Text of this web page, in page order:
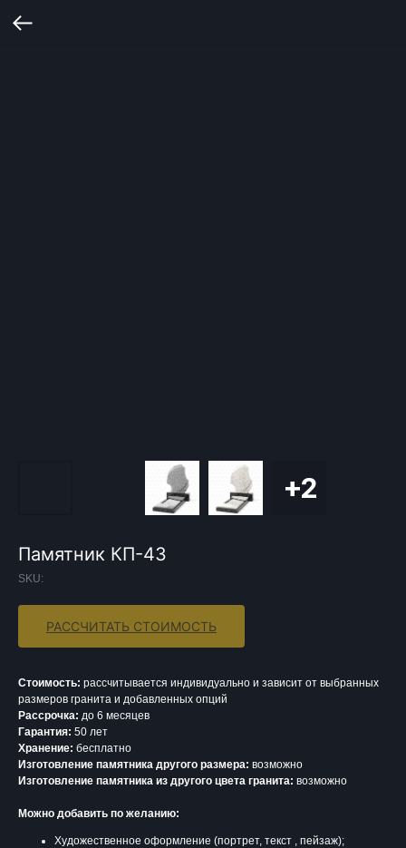
Памятник КП-43
SKU:
РАССЧИТАТЬ СТОИМОСТЬ
Стоимость: рассчитывается индивидуально и зависит от выбранных
размеров гранита и добавленных опций
Рассрочка: до 6 месяцев
Гарантия: 50 лет
Хранение: бесплатно
Изготовление памятника другого размера: возможно
Изготовление памятника из другого цвета гранита: возможно
Можно добавить по желанию:
Художественное оформление (портрет, текст , пейзаж);